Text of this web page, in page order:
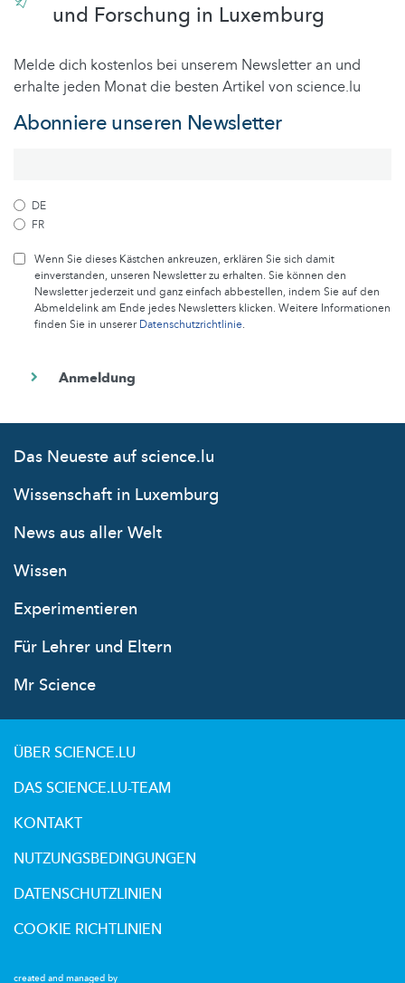
und Forschung in Luxemburg
Melde dich kostenlos bei unserem Newsletter an und
erhalte jeden Monat die besten Artikel von science.lu
Abonniere unseren Newsletter
DE
FR
Wenn Sie dieses Kästchen ankreuzen, erklären Sie sich damit
einverstanden, unseren Newsletter zu erhalten. Sie können den
Newsletter jederzeit und ganz einfach abbestellen, indem Sie auf den
Abmeldelink am Ende jedes Newsletters klicken. Weitere Informationen
finden Sie in unsererDatenschutzrichtlinie.
Das Neueste auf science.lu
Wissenschaft in Luxemburg
News aus aller Welt
Wissen
Experimentieren
Für Lehrer und Eltern
Mr Science
created and managed by
ÜBER SCIENCE.LU
DAS SCIENCE.LU-TEAM
KONTAKT
NUTZUNGSBEDINGUNGEN
DATENSCHUTZLINIEN
COOKIE RICHTLINIEN